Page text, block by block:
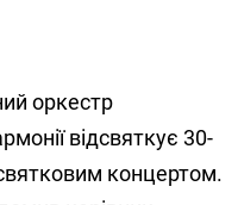
оркестр
відсвяткує 30-
концертом.